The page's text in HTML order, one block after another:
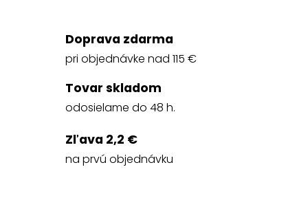
Doprava zdarma
pri objednávke nad 115 €
Tovar skladom
odosielame do 48 h.
Zľava 2,2 €
na prvú objednávku